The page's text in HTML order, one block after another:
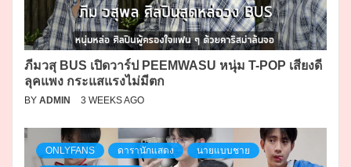
ภีมวสุ BUS เปิดวาร์ป PEEMWASU หนุ่ม T-POP เสียงดี
ลุคแพง กระแสแรงไม่มีตก
BY ADMIN 3 WEEKS AGO
ONLYFANS ดารานักแสดง นายแบบชาย